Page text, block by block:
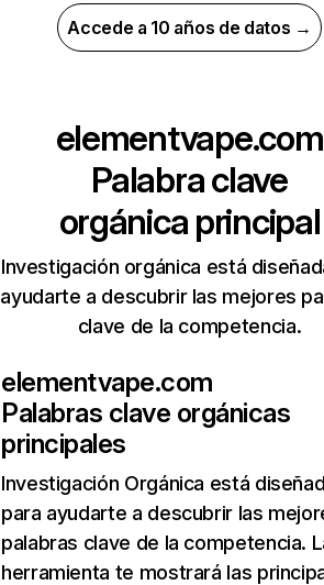
Accede a 10 años de datos →
elementvape.com
Palabra clave
orgánica principal
Investigación orgánica está
ayudarte a descubrir las mejores
clave de la competencia.
elementvape.com
Palabras clave orgánicas
principales
Investigación Orgánica está
para ayudarte a descubrir las
palabras clave de la competencia.
herramienta te mostrará las